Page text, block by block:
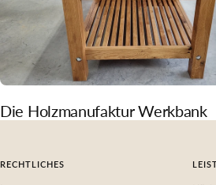
Die Holzmanufaktur Werkbank
RECHTLICHES